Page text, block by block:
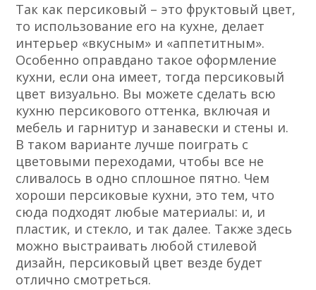
Так как персиковый – это фруктовый цвет,
то использование его на кухне, делает
интерьер «вкусным» и «аппетитным».
Особенно оправдано такое оформление
кухни, если она имеет, тогда персиковый
цвет визуально. Вы можете сделать всю
кухню персикового оттенка, включая и
мебель и гарнитур и занавески и стены и.
В таком варианте лучше поиграть с
цветовыми переходами, чтобы все не
сливалось в одно сплошное пятно. Чем
хороши персиковые кухни, это тем, что
сюда подходят любые материалы: и, и
пластик, и стекло, и так далее. Также здесь
можно выстраивать любой стилевой
дизайн, персиковый цвет везде будет
отлично смотреться.